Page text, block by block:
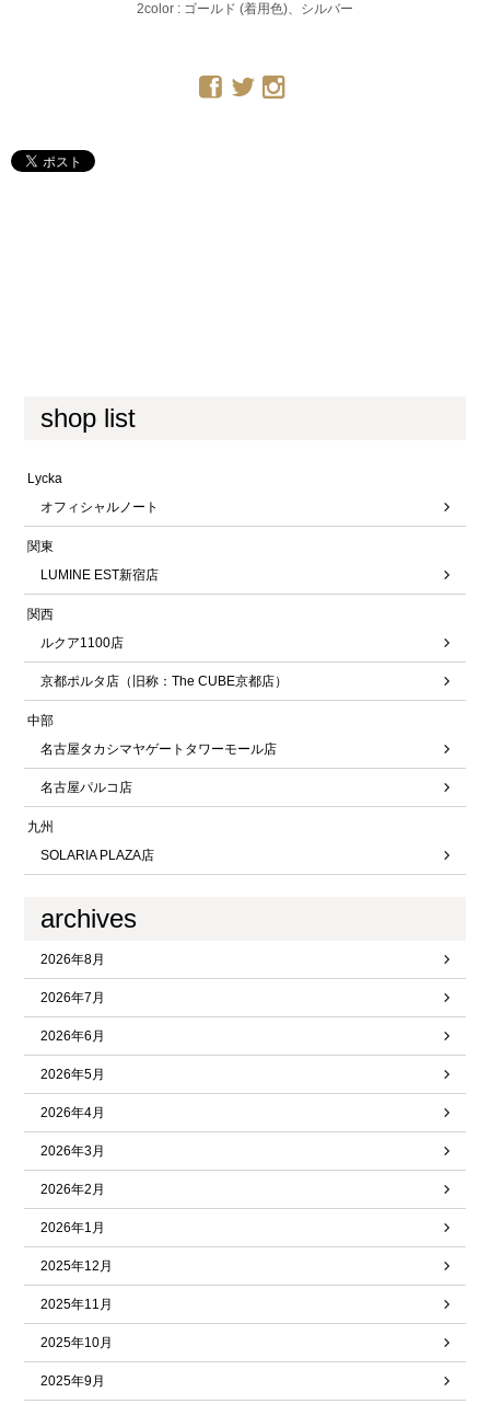
2color : ゴールド (着用色)、シルバー
shop list
Lycka
オフィシャルノート
関東
LUMINE EST新宿店
関西
ルクア1100店
京都ポルタ店（旧称：The CUBE京都店）
中部
名古屋タカシマヤゲートタワーモール店
名古屋パルコ店
九州
SOLARIA PLAZA店
archives
2026年8月
2026年7月
2026年6月
2026年5月
2026年4月
2026年3月
2026年2月
2026年1月
2025年12月
2025年11月
2025年10月
2025年9月